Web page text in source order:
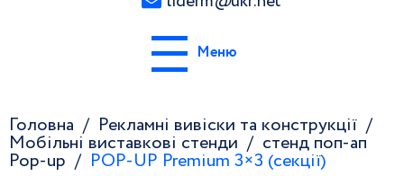
Меню
Головна
Рекламні вивіски та конструкції
Мобільні виставкові стенди
стенд поп-ап
Pop-up
POP-UP Premium 3×3 (секції)